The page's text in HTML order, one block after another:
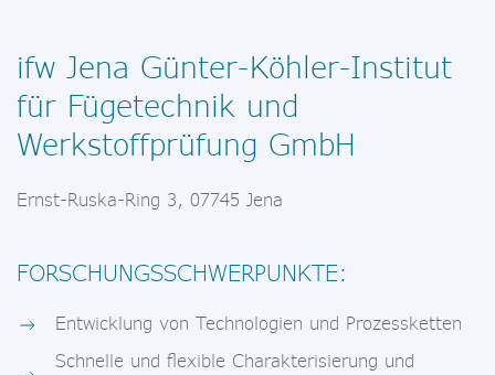
ifw Jena Günter-Köhler-Institut
für Fügetechnik und
Werkstoffprüfung GmbH
Ernst-Ruska-Ring 3, 07745 Jena
FORSCHUNGSSCHWERPUNKTE:
Entwicklung von Technologien und Prozessketten
Schnelle und flexible Charakterisierung und